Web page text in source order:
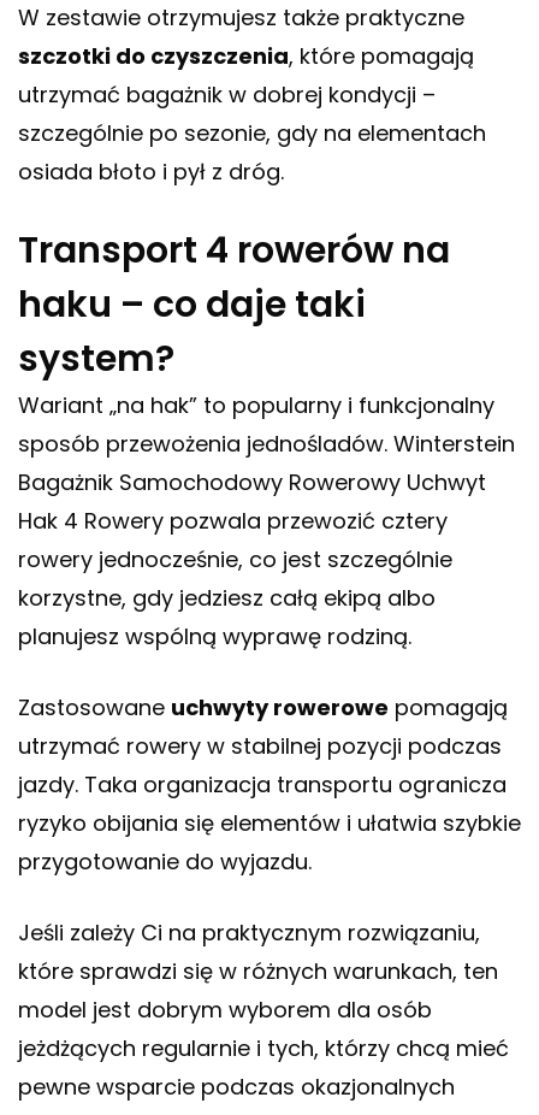
W zestawie otrzymujesz także praktyczne
szczotki do czyszczenia, które pomagają
utrzymać bagażnik w dobrej kondycji –
szczególnie po sezonie, gdy na elementach
osiada błoto i pył z dróg.
Transport 4 rowerów na
haku – co daje taki
system?
Wariant „na hak” to popularny i funkcjonalny
sposób przewożenia jednośladów. Winterstein
Bagażnik Samochodowy Rowerowy Uchwyt
Hak 4 Rowery pozwala przewozić cztery
rowery jednocześnie, co jest szczególnie
korzystne, gdy jedziesz całą ekipą albo
planujesz wspólną wyprawę rodziną.
Zastosowane uchwyty rowerowe pomagają
utrzymać rowery w stabilnej pozycji podczas
jazdy. Taka organizacja transportu ogranicza
ryzyko obijania się elementów i ułatwia szybkie
przygotowanie do wyjazdu.
Jeśli zależy Ci na praktycznym rozwiązaniu,
które sprawdzi się w różnych warunkach, ten
model jest dobrym wyborem dla osób
jeżdżących regularnie i tych, którzy chcą mieć
pewne wsparcie podczas okazjonalnych